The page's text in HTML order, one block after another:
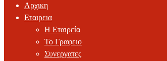
Αρχικη
Εταιρεια
Η Εταιρεία
Το Γραφειο
Συνεργατες